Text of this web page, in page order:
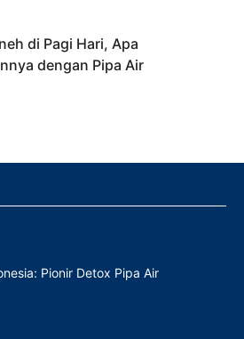
di Pagi Hari, Apa
dengan Pipa Air
Pionir Detox Pipa Air